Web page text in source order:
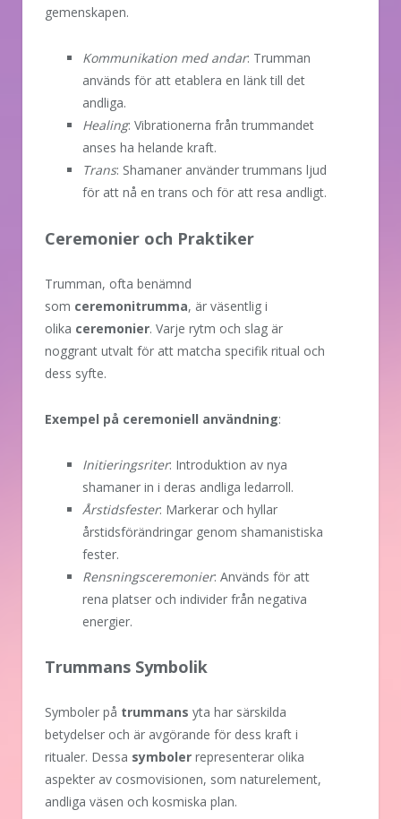
gemenskapen.
Kommunikation med andar: Trumman
används för att etablera en länk till det
andliga.
Healing: Vibrationerna från trummandet
anses ha helande kraft.
Trans: Shamaner använder trummans ljud
för att nå en trans och för att resa andligt.
Ceremonier och Praktiker
Trumman, ofta benämnd
som ceremonitrumma, är väsentlig i
olika ceremonier. Varje rytm och slag är
noggrant utvalt för att matcha specifik ritual och
dess syfte.
Exempel på ceremoniell användning:
Initieringsriter: Introduktion av nya
shamaner in i deras andliga ledarroll.
Årstidsfester: Markerar och hyllar
årstidsförändringar genom shamanistiska
fester.
Rensningsceremonier: Används för att
rena platser och individer från negativa
energier.
Trummans Symbolik
Symboler på trummans yta har särskilda
betydelser och är avgörande för dess kraft i
ritualer. Dessa symboler representerar olika
aspekter av cosmovisionen, som naturelement,
andliga väsen och kosmiska plan.